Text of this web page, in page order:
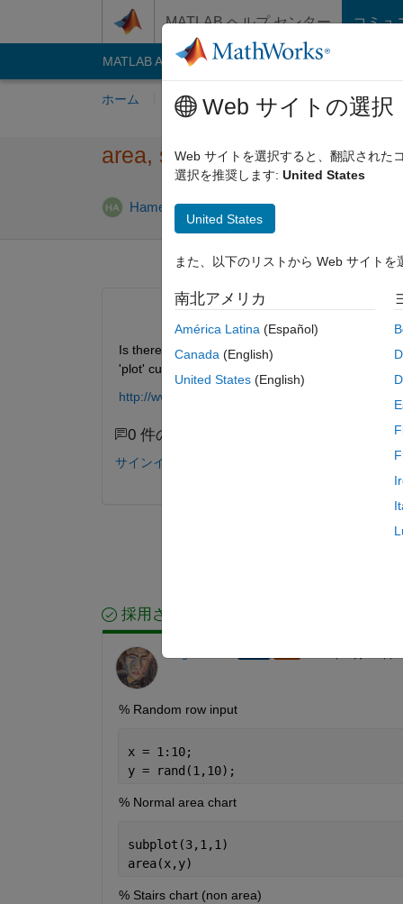
MATLAB ヘルプ センター コミュ
MATLAB Answers File Exchange
ホーム 質問する 回答 閲覧
area, stairs
Hamed Amini 2011 7 月 20
Is there any property setting for 'area' function
'plot' curves?
http://www.mathworks.com/help/techdoc/
0 件のコメント
サインインしてコメントする。
採用された回答
Oleg Komarov
% Random row input
x = 1:10;
y = rand(1,10);
% Normal area chart
subplot(3,1,1)
area(x,y)
% Stairs chart (non area)
Web サイトの選択
Web サイトを選択すると、翻訳された
選択を推奨します: United States
United States
また、以下のリストから Web サイトを
南北アメリカ
América Latina (Español)
Canada (English)
United States (English)